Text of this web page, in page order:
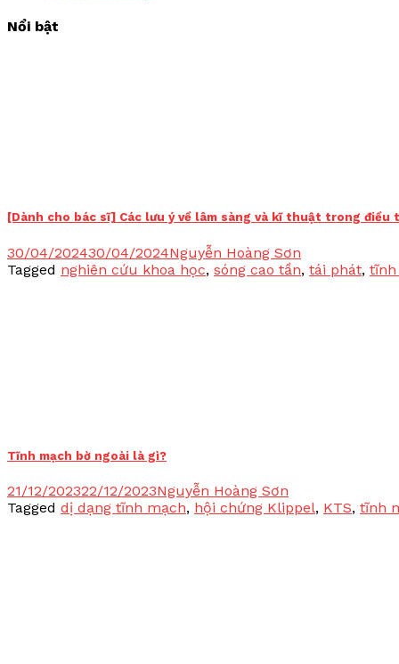
Nổi bật
[Dành cho bác sĩ] Các lưu ý về lâm sàng và kĩ thuật trong
30/04/202430/04/2024Nguyễn Hoàng Sơn
Tagged nghiên cứu khoa học, sóng cao tần, tái phát, tĩnh
Tĩnh mạch bờ ngoài là gì?
21/12/202322/12/2023Nguyễn Hoàng Sơn
Tagged dị dạng tĩnh mạch, hội chứng Klippel, KTS, tĩnh